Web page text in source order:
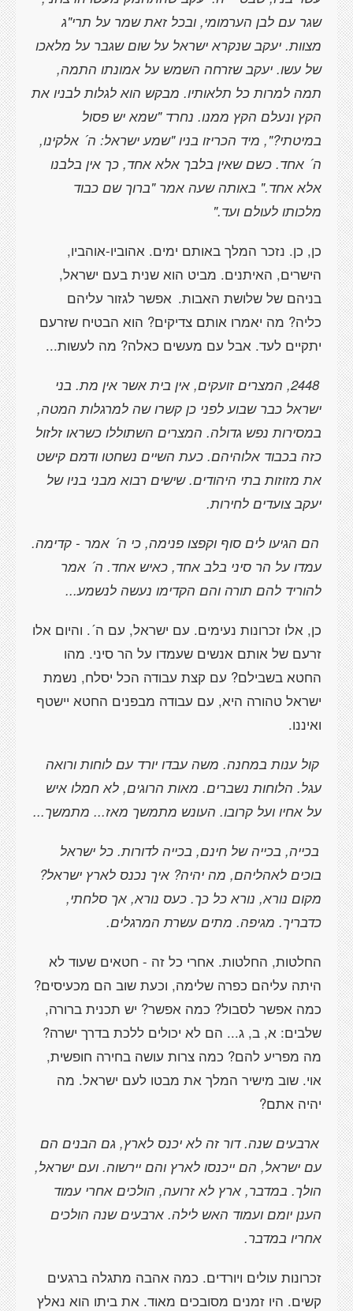
שגר עם לבן הערמומי, ובכל זאת שמר על תרי"ג
מצוות. יעקב שנקרא ישראל על שום שגבר על מלאכו
של עשו. יעקב שזרחה השמש על אמונתו התמה,
תמה למרות כל תלאותיו. מבקש הוא לגלות לבניו את
הקץ ונעלם הקץ ממנו. נחרד "שמא יש פסול
במיטתי?", מיד הכריזו בניו "שמע ישראל: ה´ אלקינו,
ה´ אחד. כשם שאין בלבך אלא אחד, כך אין בלבנו
אלא אחד." באותה שעה אמר "ברוך שם כבוד
מלכותו לעולם ועד."
כן, כן. נזכר המלך באותם ימים. אהוביו-אוהביו,
הישרים, האיתנים. מביט הוא שנית בעם ישראל,
בניהם של שלושת האבות. אפשר לגזור עליהם
כליה? מה יאמרו אותם צדיקים? הוא הבטיח שזרעם
יתקיים לעד. אבל עם מעשים כאלה? מה לעשות...
2448, המצרים זועקים, אין בית אשר אין מת. בני
ישראל כבר שבוע לפני כן קשרו שה למרגלות המטה,
במסירות נפש גדולה. המצרים השתוללו כשראו זלזול
כזה בכבוד אלוהיהם. כעת השיים נשחטו ודמם קישט
את מזוזות בתי היהודים. שישים רבוא מבני בניו של
יעקב צועדים לחירות.
הם הגיעו לים סוף וקפצו פנימה, כי ה´ אמר - קדימה.
עמדו על הר סיני בלב אחד, כאיש אחד. ה´ אמר
להוריד להם תורה והם הקדימו נעשה לנשמע...
כן, אלו זכרונות נעימים. עם ישראל, עם ה´. והיום אלו
זרעם של אותם אנשים שעמדו על הר סיני. מהו
החטא בשבילם? עם קצת עבודה הכל יסלח, נשמת
ישראל טהורה היא, עם עבודה מבפנים החטא יישטף
ואיננו.
קול ענות במחנה. משה עבדו יורד עם לוחות ורואה
עגל. הלוחות נשברים. מאות הרוגים, לא חמלו איש
על אחיו ועל קרובו. העונש מתמשך מאז... מתמשך...
בכייה, בכייה של חינם, בכייה לדורות. כל ישראל
בוכים לאהליהם, מה יהיה? איך נכנס לארץ ישראל?
מקום נורא, נורא כל כך. כעס נורא, אך סלחתי,
כדבריך. מגיפה. מתים עשרת המרגלים.
החלטות, החלטות. אחרי כל זה - חטאים שעוד לא
היתה עליהם כפרה שלימה, וכעת שוב הם מכעיסים?
כמה אפשר לסבול? כמה אפשר? יש תכנית ברורה,
שלבים: א, ב, ג... הם לא יכולים ללכת בדרך ישרה?
מה מפריע להם? כמה צרות עושה בחירה חופשית,
אוי. שוב מישיר המלך את מבטו לעם ישראל. מה
יהיה אתם?
ארבעים שנה. דור זה לא יכנס לארץ, גם הבנים הם
עם ישראל, הם ייכנסו לארץ והם יירשוה. ועם ישראל,
הולך. במדבר, ארץ לא זרועה, הולכים אחרי עמוד
הענן יומם ועמוד האש לילה. ארבעים שנה הולכים
אחריו במדבר.
זכרונות עולים ויורדים. כמה אהבה מתגלה ברגעים
קשים. היו זמנים מסובכים מאוד. את ביתו הוא נאלץ